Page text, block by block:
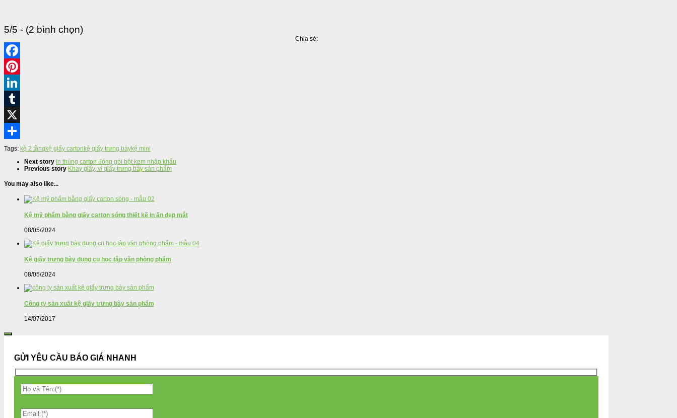
5/5 - (2 bình chọn)
Chia sẻ:
Tags: kệ 2 tầngkệ giấy cartonkệ giấy trưng bàykệ mini
Next story In thùng carton đóng gói bột kem nhập khẩu
Previous story Khay giấy, vỉ giấy trưng bày sản phẩm
You may also like...
Kệ mỹ phẩm bằng giấy carton sóng thiết kế in ấn đẹp mắt
08/05/2024
Kệ giấy trưng bày dụng cụ học tập văn phòng phẩm
08/05/2024
Công ty sản xuất kệ giấy trưng bày sản phẩm
14/07/2017
GỬI YÊU CẦU BÁO GIÁ NHANH